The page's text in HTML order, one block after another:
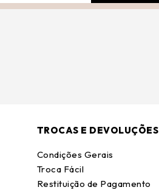
TROCAS E DEVOLUÇÕES
Condições Gerais
Troca Fácil
Restituição de Pagamento